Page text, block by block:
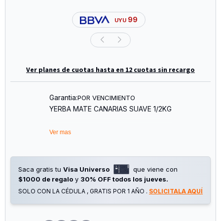
UYU 99
Ver planes de cuotas hasta en 12 cuotas sin recargo
Garantia:POR VENCIMIENTO
YERBA MATE CANARIAS SUAVE 1/2KG
Ver mas
Saca gratis tu Visa Universo
que viene con
$1000 de regalo y 30% OFF todos los jueves.
SOLO CON LA CÉDULA , GRATIS POR 1 AÑO . SOLICITALA AQUÍ